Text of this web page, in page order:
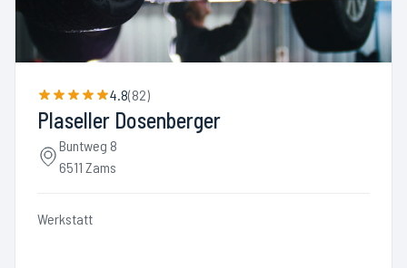
4.8(82)
Plaseller Dosenberger
Buntweg 8
6511 Zams
Werkstatt